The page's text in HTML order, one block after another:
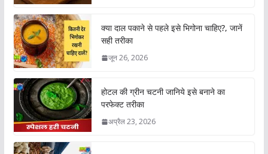
क्या दाल पकाने से पहले इसे भिगोना चाहिए?, जानें
सही तरीका
जून 26, 2026
होटल की ग्रीन चटनी जानिये इसे बनाने का
परफेक्ट तरीका
अप्रैल 23, 2026